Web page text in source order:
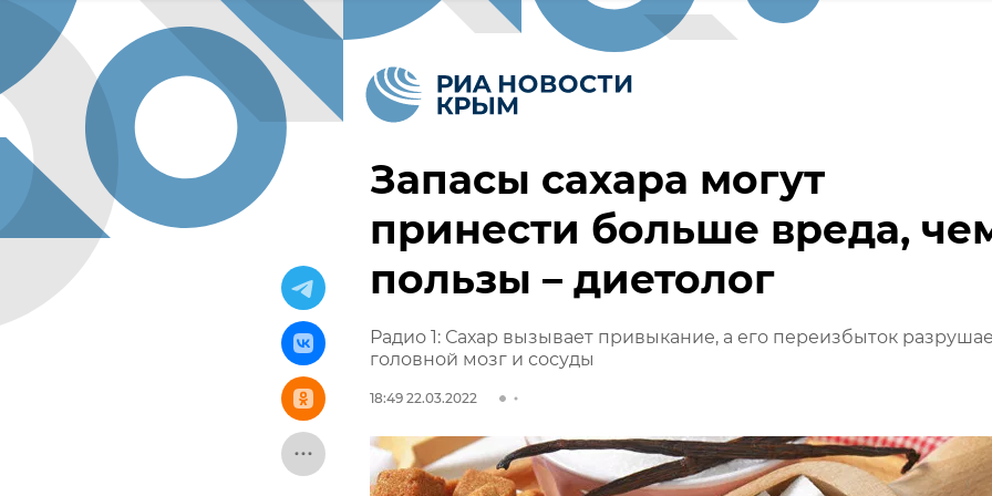
Запасы сахара могут
принести больше вреда,
пользы – диетолог
Радио 1: Сахар вызывает привыкание, а его переизбыток
головной мозг и сосуды
18:49 22.03.2022